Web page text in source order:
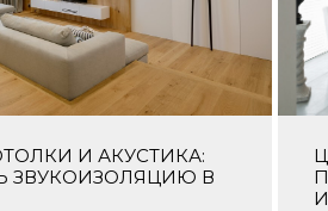
И АКУСТИКА:
ЗВУКОИЗОЛЯЦИЮ В